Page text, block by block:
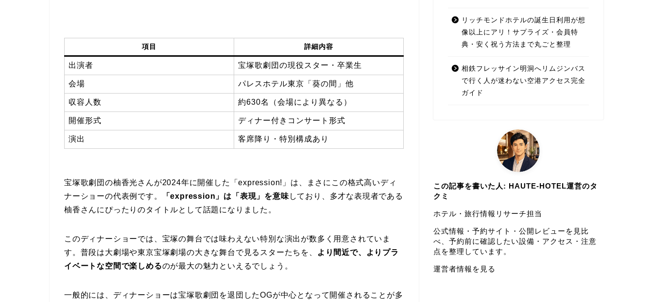
項目 詳細内容
出演者 宝塚歌劇団の現役スター・卒業生
会場 パレスホテル東京「葵の間」他
収容人数 約630名（会場により異なる）
開催形式 ディナー付きコンサート形式
演出 客席降り・特別構成あり
宝塚歌劇団の柚香光さんが2024年に開催した「expression!」は、まさにこの格式高いディ
ナーショーの代表例です。
「expression」は「表現」を意味 しており、多才な表現者である
柚香さんにぴったりのタイトルとして話題になりました。
このディナーショーでは、宝塚の舞台では味わえない特別な演出が数多く用意されていま
す。普段は大劇場や東京宝塚劇場の大きな舞台で見るスターたちを、
より間近で、よりプラ
イベートな空間で楽しめるのが最大の魅力といえるでしょう。
一般的には、ディナーショーは宝塚歌劇団を退団したOGが中心となって開催されることが多
リッチモンドホテルの誕生日利用が想
像以上にアリ！サプライズ・会員特
典・安く祝う方法まで丸ごと整理
相鉄フレッサイン明洞へリムジンバス
で行く人が迷わない空港アクセス完全
ガイド
この記事を書いた人: HAUTE-HOTEL運営のタ
クミ
ホテル・旅行情報リサーチ担当
公式情報・予約サイト・公開レビューを見比
べ、予約前に確認したい設備・アクセス・注意
点を整理しています。
運営者情報を見る